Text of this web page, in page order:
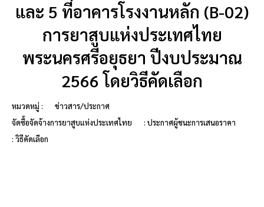
และ 5 ที่อาคารโรงงานหลัก (B-02)
การยาสูบแห่งประเทศไทย
พระนครศรีอยุธยา ปีงบประมาณ
2566 โดยวิธีคัดเลือก
หมวดหมู่ :
ข่าวสาร/ประกาศ
จัดซื้อจัดจ้างการยาสูบแห่งประเทศไทย
: ประกาศผู้ชนะการเสนอราคา
: วิธีคัดเลือก